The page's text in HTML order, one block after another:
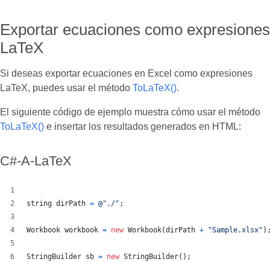
Exportar ecuaciones como expresiones
LaTeX
Si deseas exportar ecuaciones en Excel como expresiones
LaTeX, puedes usar el método ToLaTeX().
El siguiente código de ejemplo muestra cómo usar el método
ToLaTeX() e insertar los resultados generados en HTML:
C#-A-LaTeX
string dirPath = @"./" ;
Workbook workbook = new Workbook(dirPath + "Sample.xlsx" )
StringBuilder sb = new StringBuilder( ) ;